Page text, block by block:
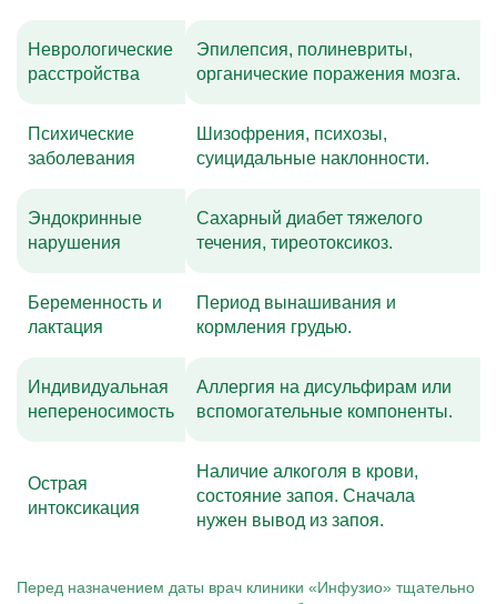
Неврологические
расстройства
Эпилепсия, полиневриты,
органические поражения мозга.
Психические
заболевания
Шизофрения, психозы,
суицидальные наклонности.
Эндокринные
нарушения
Сахарный диабет тяжелого
течения, тиреотоксикоз.
Беременность и
лактация
Период вынашивания и
кормления грудью.
Индивидуальная
непереносимость
Аллергия на дисульфирам или
вспомогательные компоненты.
Острая
интоксикация
Наличие алкоголя в крови,
состояние запоя. Сначала
нужен вывод из запоя.
Перед назначением даты врач клиники «Инфузио» тщательно